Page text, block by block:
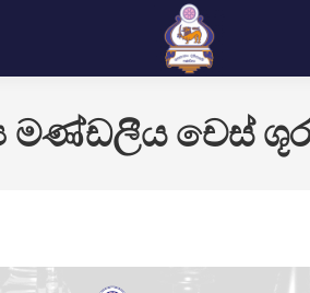
මණ්ඩලීය චෙස්